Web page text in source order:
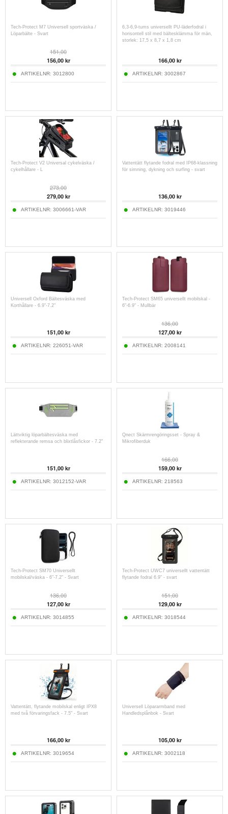
Tech-Protect M7 Universell sportväska /
Löparbälte - Svart
151,00
156,00kr
ARTIKELNR: 3012800
6,3-6,9-tums universellt PU-läderfodral i
horisontell stil med bältesklämma för män,
storlek: 17,5 x 8,7 x 1,8 cm
166,00kr
ARTIKELNR: 3002867
Tech-Protect V2 Universal cykelväska /
cykelhållare - L
273,00
279,00kr
ARTIKELNR: 3006661-VAR
Vattentätt flytande fodral med IP68-klassning
för simning, dykning och surfing - svart
136,00kr
ARTIKELNR: 3019446
Universell Oxford Bältesväska med
Korthållare - 6.9"-7.2"
151,00kr
ARTIKELNR: 226051-VAR
Tech-Protect SM65 universellt mobilskal -
6"-6.9" - Mullbär
136,00
127,00kr
ARTIKELNR: 2008141
Lättviktig löparbältesväska med
reflekterande remsa och blixtlåsfickor - 7.2"
151,00kr
ARTIKELNR: 3012152-VAR
Qnect Skärmrengöringsset - Spray &
Mikrofiberduk
166,00
159,00kr
ARTIKELNR: 218563
Tech-Protect SM70 Universellt
mobilskal/väska - 6"-7.2" - Svart
136,00
127,00kr
ARTIKELNR: 3014855
Tech-Protect UWC7 universellt vattentätt
flytande fodral 6.9" - svart
151,00
129,00kr
ARTIKELNR: 3018544
Vattentätt, flytande mobilskal enligt IPX8
med två förvaringsfack - 7.5" - Svart
166,00kr
ARTIKELNR: 3019654
Universell Löpararmband med
Handledsplånbok - Svart
105,00kr
ARTIKELNR: 3002118